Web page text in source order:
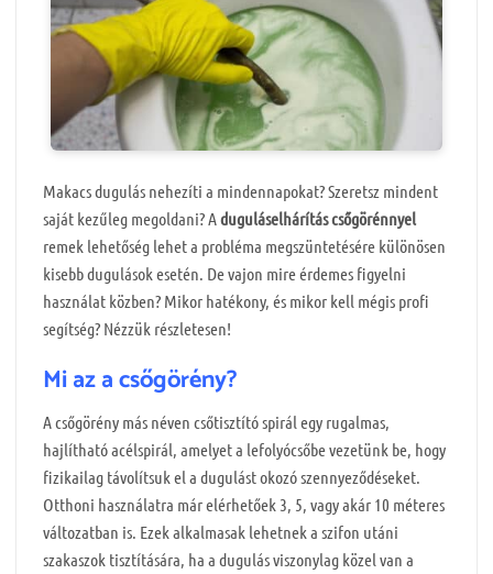
Makacs dugulás nehezíti a mindennapokat? Szeretsz mindent
saját kezűleg megoldani? Aduguláselhárítás csőgörénnyel
remek lehetőség lehet a probléma megszüntetésére különösen
kisebb dugulások esetén. De vajon mire érdemes figyelni
használat közben? Mikor hatékony, és mikor kell mégis profi
segítség? Nézzük részletesen!
Mi az a csőgörény?
A csőgörény más néven csőtisztító spirál egy rugalmas,
hajlítható acélspirál, amelyet a lefolyócsőbe vezetünk be, hogy
fizikailag távolítsuk el a dugulást okozó szennyeződéseket.
Otthoni használatra már elérhetőek 3, 5, vagy akár 10 méteres
változatban is. Ezek alkalmasak lehetnek a szifon utáni
szakaszok tisztítására, ha a dugulás viszonylag közel van a